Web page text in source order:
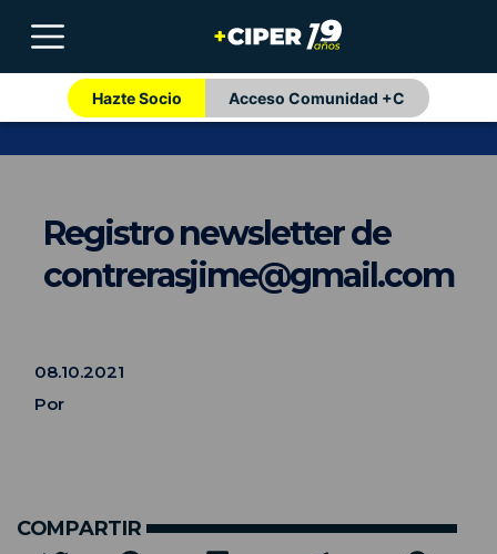
Hazte Socio Acceso Comunidad +C
Registro newsletter de
contrerasjime@gmail.com
08.10.2021
Por
COMPARTIR